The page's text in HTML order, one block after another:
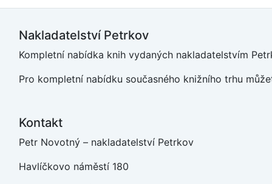
Nakladatelství Petrkov
Kompletní nabídka knih vydaných nakladatelstvím
Pro kompletní nabídku současného knižního trhu
Kontakt
Petr Novotný – nakladatelství Petrkov
Havlíčkovo náměstí 180